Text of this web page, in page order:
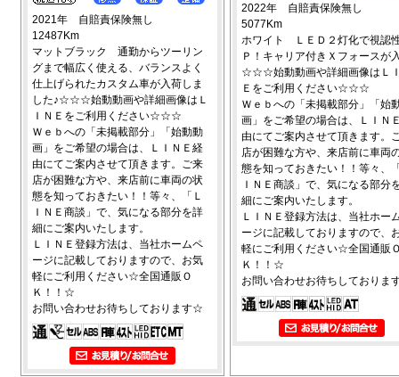
2021年 自賠責保険無し
12487Km
マットブラック 通勤からツーリン
グまで幅広く使える、バランスよく
仕上げられたカスタム車が入荷しま
した♪☆☆☆始動動画や詳細画像はＬ
ＩＮＥをご利用ください☆☆☆
Ｗｅｂへの「未掲載部分」「始動動
画」をご希望の場合は、ＬＩＮＥ経
由にてご案内させて頂きます。ご来
店が困難な方や、来店前に車両の状
態を知っておきたい！！等々、「Ｌ
ＩＮＥ商談」で、気になる部分を詳
細にご案内いたします。
ＬＩＮＥ登録方法は、当社ホームペ
ージに記載しておりますので、お気
軽にご利用ください☆全国通販Ｏ
Ｋ！！☆
お問い合わせお待ちしております☆
2022年 自賠責保険無し
5077Km
ホワイト ＬＥＤ２灯化で視認
Ｐ！キャリア付きＸフォースが
☆☆☆始動動画や詳細画像はＬ
Ｅをご利用ください☆☆☆
Ｗｅｂへの「未掲載部分」「始
画」をご希望の場合は、ＬＩＮ
由にてご案内させて頂きます。
店が困難な方や、来店前に車両
態を知っておきたい！！等々、
ＩＮＥ商談」で、気になる部分
細にご案内いたします。
ＬＩＮＥ登録方法は、当社ホー
ージに記載しておりますので、
軽にご利用ください☆全国通販
Ｋ！！☆
お問い合わせお待ちしておりま